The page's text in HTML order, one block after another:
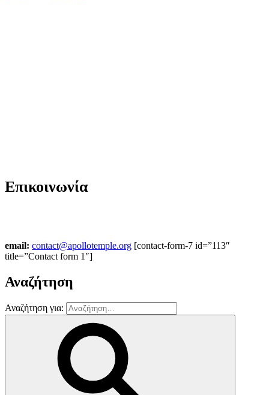
Επικοινωνία
email: contact@apollotemple.org [contact-form-7 id=”113″
title=”Contact form 1″]
Αναζήτηση
Αναζήτηση για: